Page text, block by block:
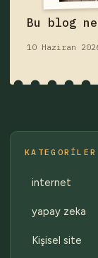
Bu blog
10 Haziran
KATEGORILER
internet
yapay zeka
Kişisel site